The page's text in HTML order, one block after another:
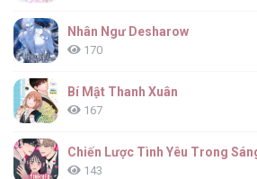
Nhân Ngư Desharow
170
Bí Mật Thanh Xuân
167
Chiến Lược Tình Yêu Trong
143